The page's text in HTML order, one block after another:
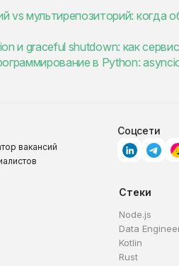
vs мультирепозиторий: когда
и graceful shutdown: как
в Python:
вакансий
Соцсети
Стеки
Node.js
Data
Kotlin
Rust